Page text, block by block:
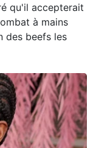
qu'il accepterait
à mains
des beefs les